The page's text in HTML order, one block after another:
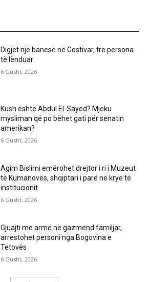
Digjet një banesë në Gostivar, tre persona
të lënduar
6 Gusht, 2026
Kush është Abdul El-Sayed? Mjeku
mysliman që po bëhet gati për senatin
amerikan?
6 Gusht, 2026
Agim Bislimi emërohet drejtor i ri i Muzeut
të Kumanovës, shqiptari i parë në krye të
institucionit
6 Gusht, 2026
Gjuajti me armë në gazmend familjar,
arrestohet personi nga Bogovina e
Tetovës
6 Gusht, 2026